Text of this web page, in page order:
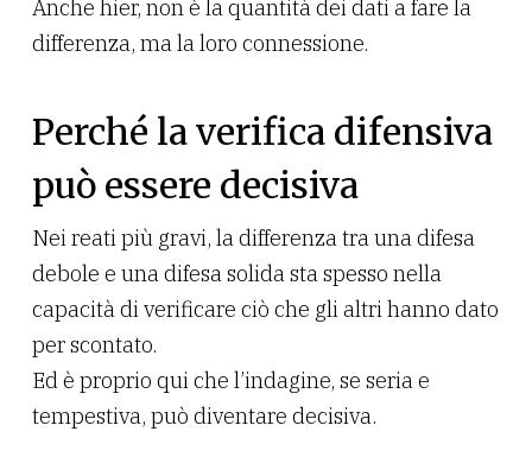
Anche hier, non è la quantità dei dati a fare la
differenza, ma la loro connessione.
Perché la verifica difensiva
può essere decisiva
Nei reati più gravi, la differenza tra una difesa
debole e una difesa solida sta spesso nella
capacità di verificare ciò che gli altri hanno dato
per scontato.
Ed è proprio qui che l’indagine, se seria e
tempestiva, può diventare decisiva.